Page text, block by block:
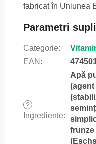
fabricat în Uniunea
Parametri
Categorie:
EAN :
?
Ingrediente:
Apă